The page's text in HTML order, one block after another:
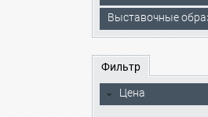
Выставочные
Фильтр
Цена